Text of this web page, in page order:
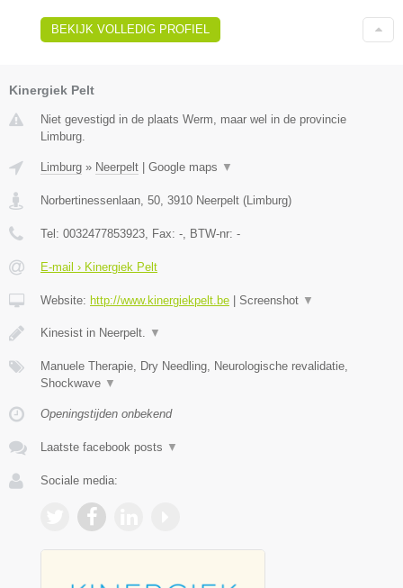
BEKIJK VOLLEDIG PROFIEL
Kinergiek Pelt
Niet gevestigd in de plaats Werm, maar wel in de provincie
Limburg.
Limburg » Neerpelt Google maps ▼
Norbertinessenlaan, 50, 3910 Neerpelt (Limburg)
Tel: 0032477853923, Fax: -, BTW-nr: -
E-mail › Kinergiek Pelt
Website: http://www.kinergiekpelt.be Screenshot ▼
Kinesist in Neerpelt. ▼
Manuele Therapie, Dry Needling, Neurologische revalidatie,
Shockwave ▼
Openingstijden onbekend
Laatste facebook posts ▼
Sociale media: